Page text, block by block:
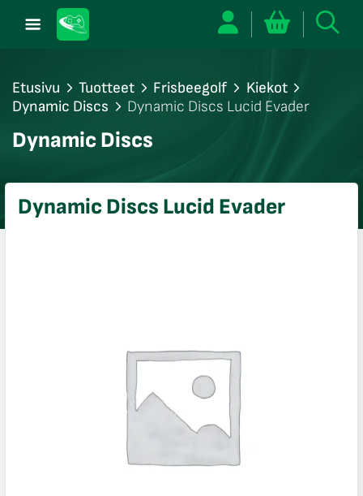
Etusivu Tuotteet Frisbeegolf
Kiekot
Dynamic Discs
Dynamic Discs Lucid Evader
Dynamic Discs
Dynamic Discs Lucid Evader
sulje
sulje